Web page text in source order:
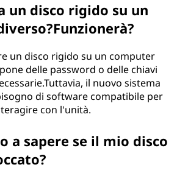
un disco rigido su un
un disco rigido su un computer
delle password o delle chiavi
il nuovo sistema
di software compatibile per
con l'unità.
a sapere se il mio disco